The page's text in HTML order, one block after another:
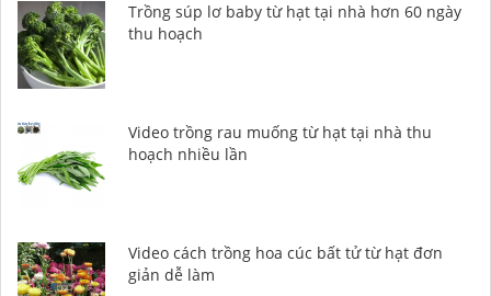
Trồng súp lơ baby từ hạt tại nhà hơn 60 ngày
thu hoạch
Video trồng rau muống từ hạt tại nhà thu
hoạch nhiều lần
Video cách trồng hoa cúc bất tử từ hạt đơn
giản dễ làm